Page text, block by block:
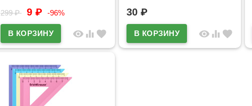
299₽ 9 ₽ -96%
visibility equalizer favorite
30 ₽
visibility equalizer favorite